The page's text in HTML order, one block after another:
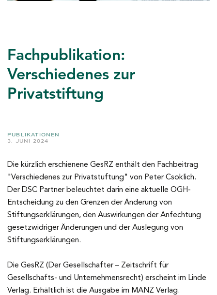
Fachpublikation:
Verschiedenes zur
Privatstiftung
PUBLIKATIONEN
3. JUNI 2024
Die kürzlich erschienene GesRZ enthält den Fachbeitrag
"Verschiedenes zur Privatstuftung" von Peter Csoklich.
Der DSC Partner beleuchtet darin eine aktuelle OGH-
Entscheidung zu den Grenzen der Änderung von
Stiftungserklärungen, den Auswirkungen der Anfechtung
gesetzwidriger Änderungen und der Auslegung von
Stiftungserklärungen.
Die GesRZ (Der Gesellschafter – Zeitschrift für
Gesellschafts- und Unternehmensrecht) erscheint im Linde
Verlag. Erhältlich ist die Ausgabe im MANZ Verlag.